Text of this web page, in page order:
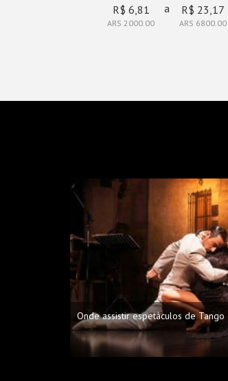
R$ 6,81
ARS 2000.00
a R$ 23,17
ARS 6800.00
Onde assistir espetáculos de Tango